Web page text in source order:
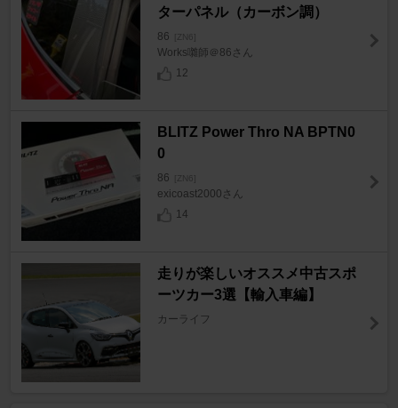
ターパネル（カーボン調）
86 [ZN6]
Works囃師＠86さん
12
BLITZ Power Thro NA BPTN0
0
86 [ZN6]
exicoast2000さん
14
走りが楽しいオススメ中古スポ
ーツカー3選【輸入車編】
カーライフ